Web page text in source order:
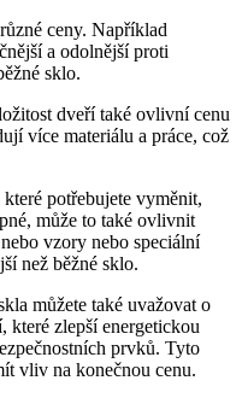
ceny. Například
a odolnější proti​
sklo.
dveří také ovlivní cenu
více materiálu ⁢a ⁢práce, což
potřebujete ​vyměnit,
může to také ovlivnit
vzory nebo speciální⁣
než ⁤běžné sklo.
​můžete také uvažovat o
které⁤ zlepší energetickou
prvků. Tyto
⁢vliv ⁢na konečnou cenu.